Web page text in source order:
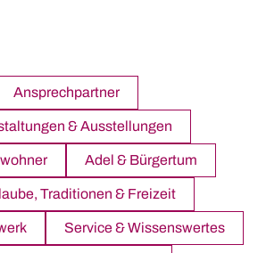
TRADITION
Ansprechpartner
& Ausstellungen
Adel & Bürgertum
Traditionen & Freizeit
Service & Wissenswertes